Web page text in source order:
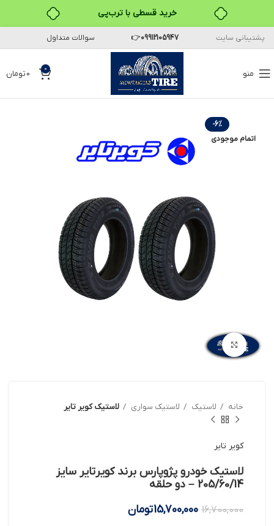
خرید قسطی با ترب‌پی
۴ قسط، بدون کارمزد
بدون ضامن، بدون سود
خرید قسطی با ترب‌پی
پشتیبانی سایت 09912105947
👉 سوالات متداول
منو 0
0تومان
-6%
اتمام موجودی
بزرگنمایی تصویر
خانه لاستیک لاستیک سواری لاستیک کویر تایر
کویر تایر
لاستیک خودرو پژوپارس برند کویرتایر سایز
205/60/14 – دو حلقه
16,700,000
15,700,000تومان